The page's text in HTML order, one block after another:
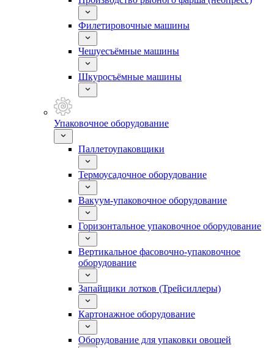
Филетировочные машины
Чешуесъёмные машины
Шкуросъёмные машины
Упаковочное оборудование
Паллетоупаковщики
Термоусадочное оборудование
Вакуум-упаковочное оборудование
Горизонтальное упаковочное оборудование
Вертикальное фасовочно-упаковочное
оборудование
Запайщики лотков (Трейсиллеры)
Картонажное оборудование
Оборудование для упаковки овощей